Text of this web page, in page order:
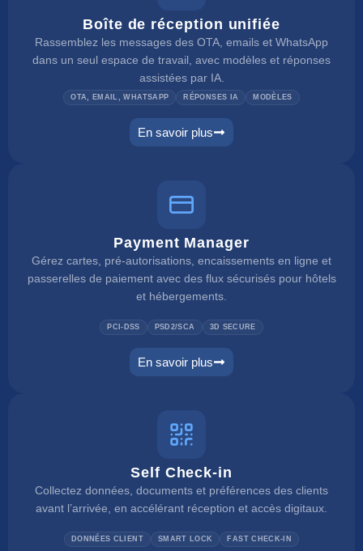
Boîte de réception unifiée
Rassemblez les messages des OTA, emails et WhatsApp
dans un seul espace de travail, avec modèles et réponses
assistées par IA.
OTA, EMAIL, WHATSAPP RÉPONSES IA MODÈLES
En savoir plus
unified inbox
Payment Manager
Gérez cartes, pré-autorisations, encaissements en ligne et
passerelles de paiement avec des flux sécurisés pour hôtels
et hébergements.
PCI-DSS PSD2/SCA 3D SECURE
En savoir plus
payment manager
Self Check-in
Collectez données, documents et préférences des clients
avant l’arrivée, en accélérant réception et accès digitaux.
DONNÉES CLIENT SMART LOCK FAST CHECK-IN